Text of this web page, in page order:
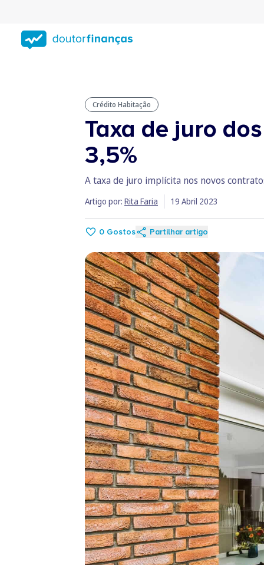
conteúdo
principal
Crédito Habitação
Taxa de juro
3,5%
A taxa de juro implícita nos novos
Artigo por: Rita Faria 19 Abril 2023
0 Gostos Partilhar artigo